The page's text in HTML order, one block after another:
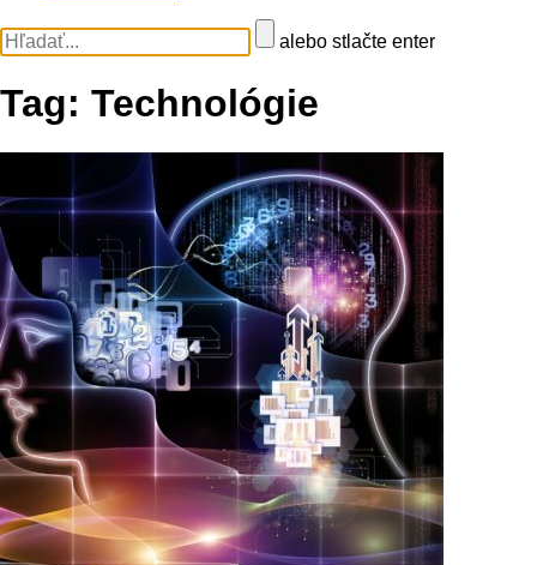
alebo stlačte enter
Tag: Technológie